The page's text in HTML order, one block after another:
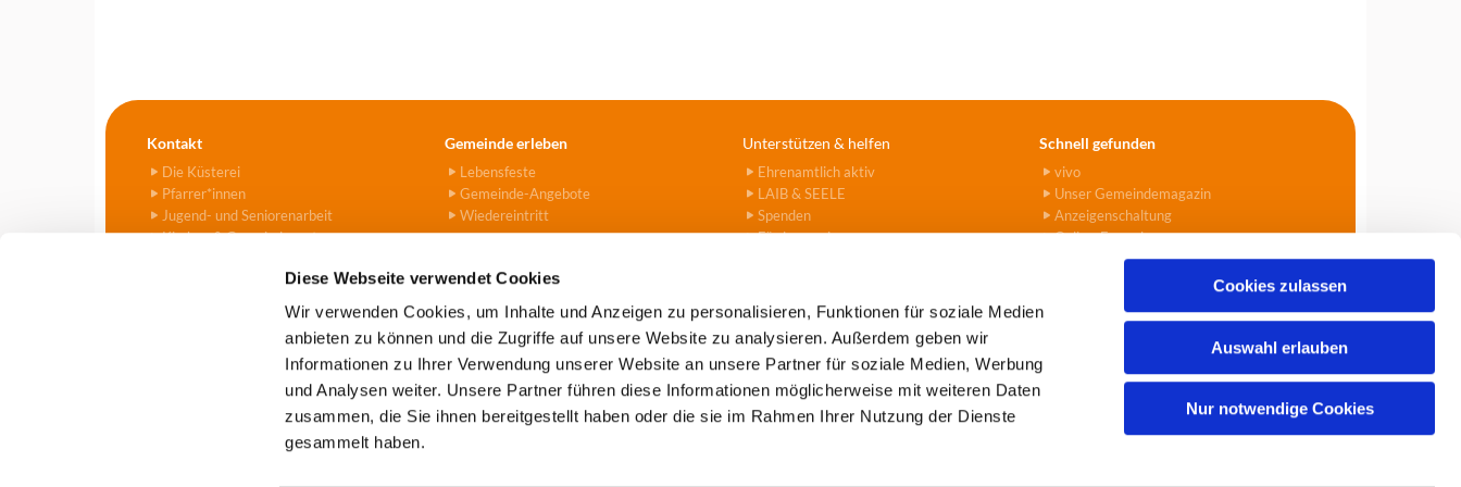
Diese Webseite verwendet Cookies
Wir verwenden Cookies, um Inhalte und Anzeigen zu personalisieren, Funktionen für soziale Medien
anbieten zu können und die Zugriffe auf unsere Website zu analysieren. Außerdem geben wir
Informationen zu Ihrer Verwendung unserer Website an unsere Partner für soziale Medien, Werbung
und Analysen weiter. Unsere Partner führen diese Informationen möglicherweise mit weiteren Daten
zusammen, die Sie ihnen bereitgestellt haben oder die sie im Rahmen Ihrer Nutzung der Dienste
gesammelt haben.
Cookies zulassen
Auswahl erlauben
Nur notwendige Cookies
Kontakt
Die Küsterei
Pfarrer*innen
Jugend- und Seniorenarbeit
Kirchen & Gemeindezentren
Gemeinde erleben
Lebensfeste
Gemeinde-Angebote
Wiedereintritt
Unterstützen & helfen
Ehrenamtlich aktiv
LAIB & SEELE
Spenden
Fördervereine
Schnell gefunden
vivo
Unser Gemeindemagazin
Anzeigenschaltung
Online-Formulare
Evangelische Kirchengemeinde Tegel-Borsigwalde · Alt-Tegel 39 · 13507 Berlin(030) 43779903info@tegel-borsigwalde.de
Kontaktinformationen
Impressum Datenschutz